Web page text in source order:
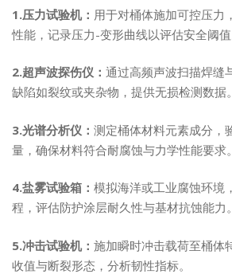
1.压力试验机： 用于对桶体施加可控压力
性能，记录压力-变形曲线以评估安全阈值
2.超声波探伤仪： 通过高频声波扫描焊缝
缺陷如裂纹或夹杂物，提供无损检测数据。
3.光谱分析仪： 测定桶体材料元素成分，
量，确保材料符合耐腐蚀与力学性能要求。
4.盐雾试验箱： 模拟海洋或工业腐蚀环境
程，评估防护涂层耐久性与基材抗蚀能力。
5.冲击试验机： 施加瞬时冲击载荷至桶体
收值与断裂形态，分析韧性指标。